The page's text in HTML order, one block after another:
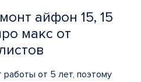
айфон 15, 15
макс от
от 5 лет, поэтому